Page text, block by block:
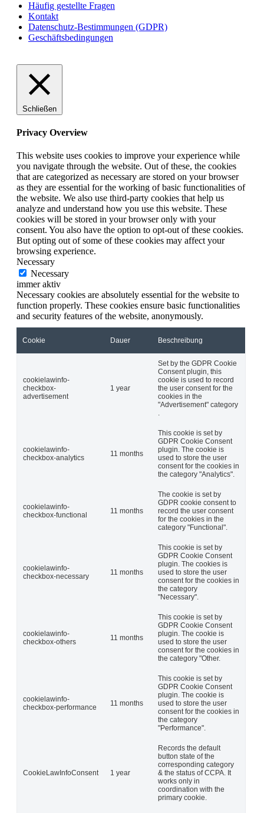
Häufig gestellte Fragen
Kontakt
Datenschutz-Bestimmungen (GDPR)
Geschäftsbedingungen
Schließen
Privacy Overview
This website uses cookies to improve your experience while
you navigate through the website. Out of these, the cookies
that are categorized as necessary are stored on your browser
as they are essential for the working of basic functionalities of
the website. We also use third-party cookies that help us
analyze and understand how you use this website. These
cookies will be stored in your browser only with your
consent. You also have the option to opt-out of these cookies.
But opting out of some of these cookies may affect your
browsing experience.
Necessary
Necessary
immer aktiv
Necessary cookies are absolutely essential for the website to
function properly. These cookies ensure basic functionalities
and security features of the website, anonymously.
Cookie Dauer Beschreibung
cookielawinfo-
checkbox-
advertisement
1 year
Set by the GDPR Cookie
Consent plugin, this
cookie is used to record
the user consent for the
cookies in the
"Advertisement" category
.
cookielawinfo-
checkbox-analytics
11 months
This cookie is set by
GDPR Cookie Consent
plugin. The cookie is
used to store the user
consent for the cookies in
the category "Analytics".
cookielawinfo-
checkbox-functional
11 months
The cookie is set by
GDPR cookie consent to
record the user consent
for the cookies in the
category "Functional".
cookielawinfo-
checkbox-necessary
11 months
This cookie is set by
GDPR Cookie Consent
plugin. The cookies is
used to store the user
consent for the cookies in
the category
"Necessary".
cookielawinfo-
checkbox-others
11 months
This cookie is set by
GDPR Cookie Consent
plugin. The cookie is
used to store the user
consent for the cookies in
the category "Other.
cookielawinfo-
checkbox-performance
11 months
This cookie is set by
GDPR Cookie Consent
plugin. The cookie is
used to store the user
consent for the cookies in
the category
"Performance".
CookieLawInfoConsent 1 year
Records the default
button state of the
corresponding category
& the status of CCPA. It
works only in
coordination with the
primary cookie.